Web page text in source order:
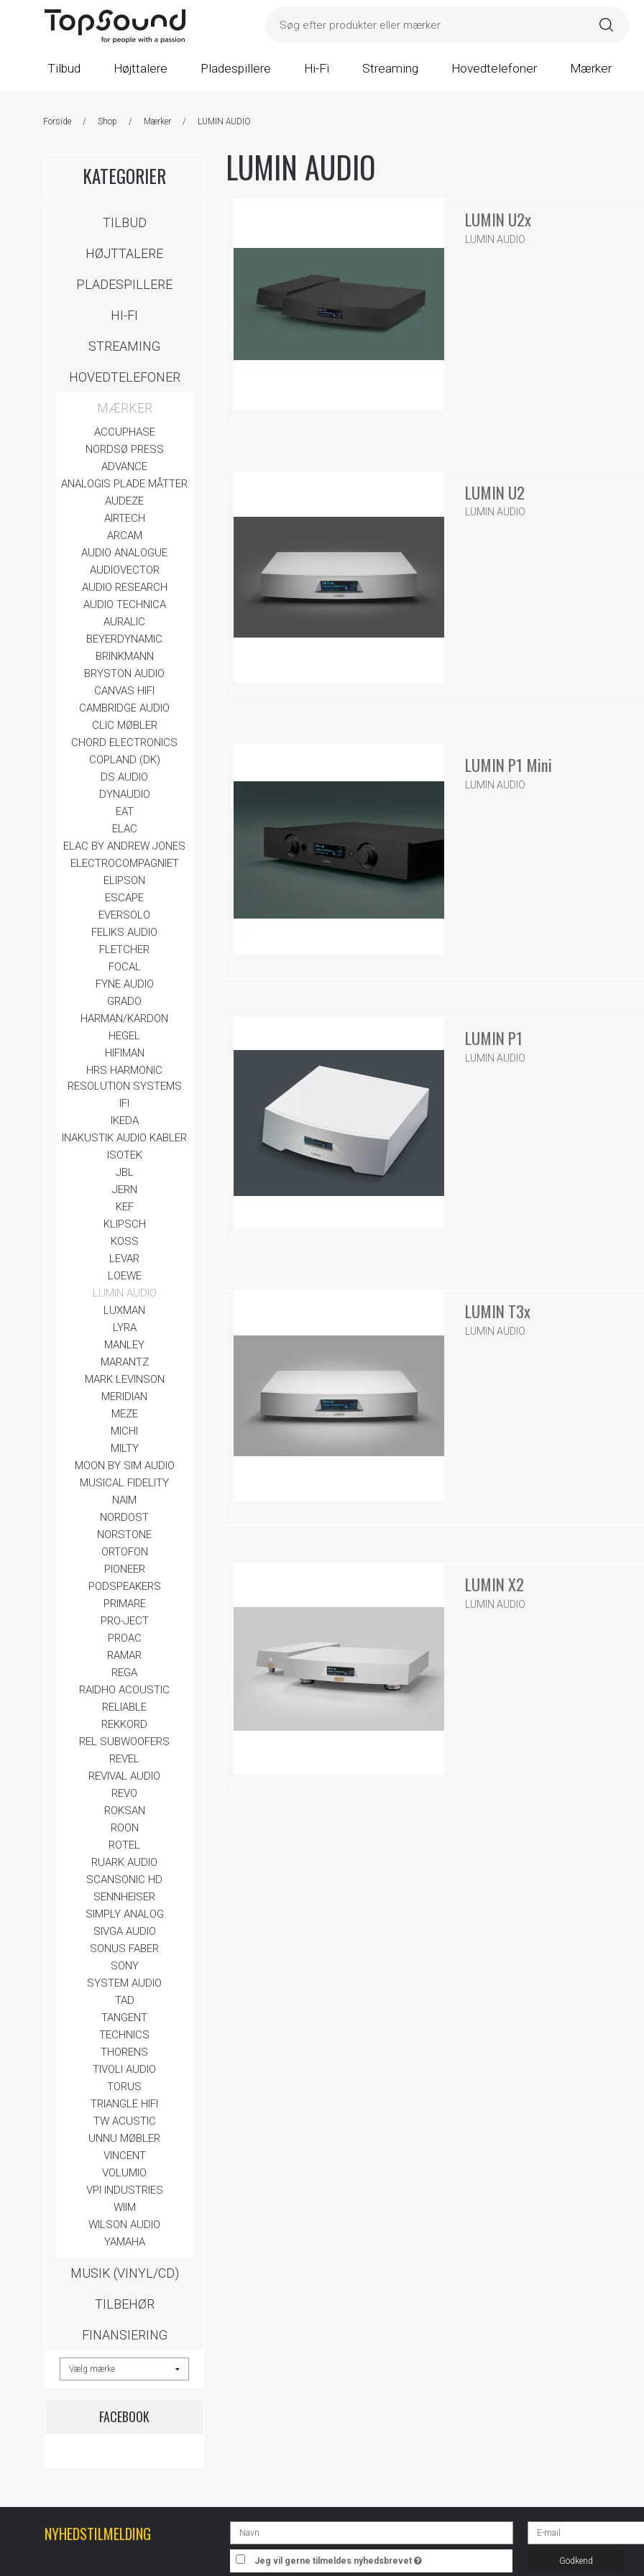
Tilbud Højttalere Pladespillere Hi-Fi Streaming Hovedtelefoner Mærker
Forside / Shop / Mærker / LUMIN AUDIO
KATEGORIER
TILBUD
HØJTTALERE
PLADESPILLERE
HI-FI
STREAMING
HOVEDTELEFONER
MÆRKER
ACCUPHASE
NORDSØ PRESS
ADVANCE
ANALOGIS PLADE MÅTTER
AUDEZE
AIRTECH
ARCAM
AUDIO ANALOGUE
AUDIOVECTOR
AUDIO RESEARCH
AUDIO TECHNICA
AURALIC
BEYERDYNAMIC
BRINKMANN
BRYSTON AUDIO
CANVAS HIFI
CAMBRIDGE AUDIO
CLIC MØBLER
CHORD ELECTRONICS
COPLAND (DK)
DS AUDIO
DYNAUDIO
EAT
ELAC
ELAC BY ANDREW JONES
ELECTROCOMPAGNIET
ELIPSON
ESCAPE
EVERSOLO
FELIKS AUDIO
FLETCHER
FOCAL
FYNE AUDIO
GRADO
HARMAN/KARDON
HEGEL
HIFIMAN
HRS HARMONIC
RESOLUTION SYSTEMS
IFI
IKEDA
INAKUSTIK AUDIO KABLER
ISOTEK
JBL
JERN
KEF
KLIPSCH
KOSS
LEVAR
LOEWE
LUMIN AUDIO
LUXMAN
LYRA
MANLEY
MARANTZ
MARK LEVINSON
MERIDIAN
MEZE
MICHI
MILTY
MOON BY SIM AUDIO
MUSICAL FIDELITY
NAIM
NORDOST
NORSTONE
ORTOFON
PIONEER
PODSPEAKERS
PRIMARE
PRO-JECT
PROAC
RAMAR
REGA
RAIDHO ACOUSTIC
RELIABLE
REKKORD
REL SUBWOOFERS
REVEL
REVIVAL AUDIO
REVO
ROKSAN
ROON
ROTEL
RUARK AUDIO
SCANSONIC HD
SENNHEISER
SIMPLY ANALOG
SIVGA AUDIO
SONUS FABER
SONY
SYSTEM AUDIO
TAD
TANGENT
TECHNICS
THORENS
TIVOLI AUDIO
TORUS
TRIANGLE HIFI
TW ACUSTIC
UNNU MØBLER
VINCENT
VOLUMIO
VPI INDUSTRIES
WIIM
WILSON AUDIO
YAMAHA
MUSIK (VINYL/CD)
TILBEHØR
FINANSIERING
FACEBOOK
LUMIN AUDIO
LUMIN U2x
LUMIN AUDIO
LUMIN U2
LUMIN AUDIO
LUMIN P1 Mini
LUMIN AUDIO
LUMIN P1
LUMIN AUDIO
LUMIN T3x
LUMIN AUDIO
LUMIN X2
LUMIN AUDIO
NYHEDSTILMELDING
Jeg vil gerne tilmeldes nyhedsbrevet Godkend